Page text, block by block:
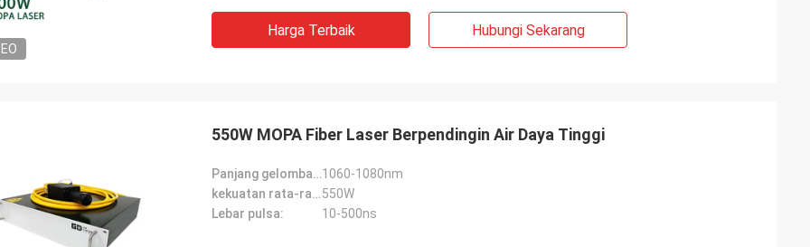
Harga Terbaik Hubungi Sekarang
550W MOPA Fiber Laser Berpendingin Air Daya Tinggi
Panjang gelombang pusat:1060-1080nm
kekuatan rata-rata:550W
Lebar pulsa:
10-500ns